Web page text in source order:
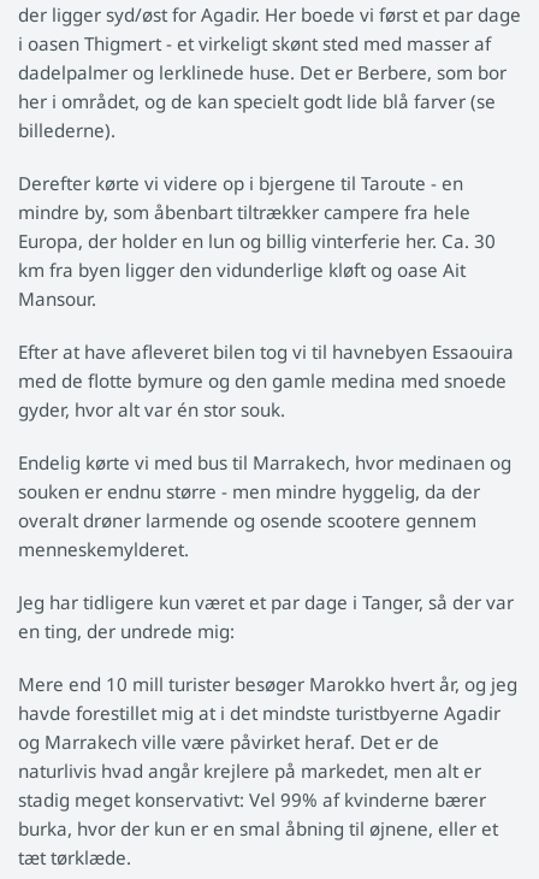
der ligger syd/øst for Agadir. Her boede vi først et par dage
i oasen Thigmert - et virkeligt skønt sted med masser af
dadelpalmer og lerklinede huse. Det er Berbere, som bor
her i området, og de kan specielt godt lide blå farver (se
billederne).
Derefter kørte vi videre op i bjergene til Taroute - en
mindre by, som åbenbart tiltrækker campere fra hele
Europa, der holder en lun og billig vinterferie her. Ca. 30
km fra byen ligger den vidunderlige kløft og oase Ait
Mansour.
Efter at have afleveret bilen tog vi til havnebyen Essaouira
med de flotte bymure og den gamle medina med snoede
gyder, hvor alt var én stor souk.
Endelig kørte vi med bus til Marrakech, hvor medinaen og
souken er endnu større - men mindre hyggelig, da der
overalt drøner larmende og osende scootere gennem
menneskemylderet.
Jeg har tidligere kun været et par dage i Tanger, så der var
en ting, der undrede mig:
Mere end 10 mill turister besøger Marokko hvert år, og jeg
havde forestillet mig at i det mindste turistbyerne Agadir
og Marrakech ville være påvirket heraf. Det er de
naturlivis hvad angår krejlere på markedet, men alt er
stadig meget konservativt: Vel 99% af kvinderne bærer
burka, hvor der kun er en smal åbning til øjnene, eller et
tæt tørklæde.